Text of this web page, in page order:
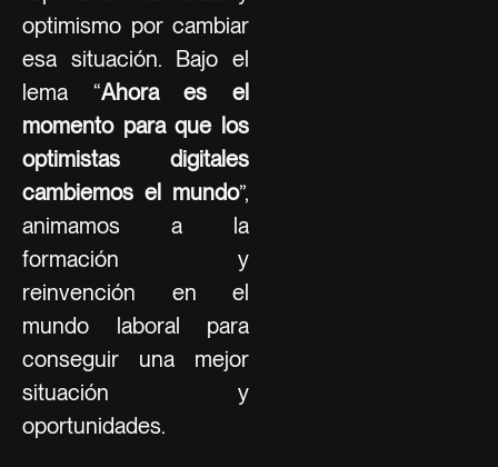
optimismo por cambiar
esa situación. Bajo el
lema “Ahora es el
momento para que los
optimistas digitales
cambiemos el mundo”,
animamos a la
formación y
reinvención en el
mundo laboral para
conseguir una mejor
situación y
oportunidades.